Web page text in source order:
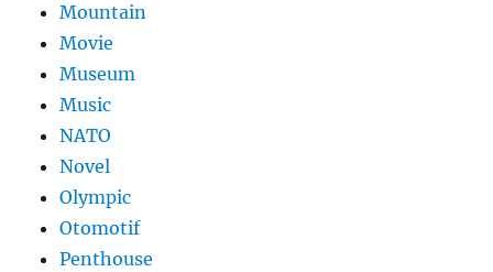
Mountain
Movie
Museum
Music
NATO
Novel
Olympic
Otomotif
Penthouse